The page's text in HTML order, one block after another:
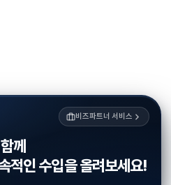
비즈파트너 서비스
께
적인 수입을 올려보세요!